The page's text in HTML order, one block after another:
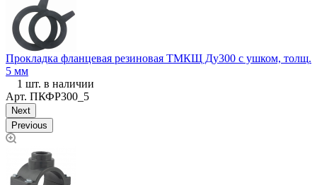
Прокладка фланцевая резиновая ТМКЩ Ду300 с ушком, толщ.
5 мм
1 шт. в наличии
Арт. ПКФР300_5
Next
Previous